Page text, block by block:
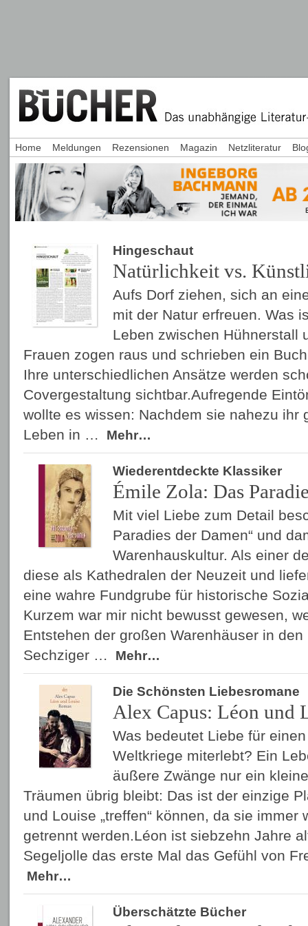
Hingeschaut
Natürlichkeit vs.
Aufs Dorf ziehen, sich an
mit der Natur erfreuen. Was
Leben zwischen Hühnerstall
Frauen zogen raus und schrieben ein
Ihre unterschiedlichen Ansätze werden
Covergestaltung sichtbar.Aufregende
wollte es wissen: Nachdem sie nahezu ihr
Leben in …
Mehr…
Wiederentdeckte Klassiker
Émile Zola: Das
Mit viel Liebe zum Detail
Paradies der Damen“ und
Warenhauskultur. Als einer
diese als Kathedralen der Neuzeit und
eine wahre Fundgrube für historische
Kurzem war mir nicht bewusst gewesen,
Entstehen der großen Warenhäuser in
Sechziger …
Mehr…
Die Schönsten Liebesromane
Alex Capus: Léon und
Was bedeutet Liebe für
Weltkriege miterlebt? Ein
äußere Zwänge nur ein
Träumen übrig bleibt: Das ist der einzige
und Louise „treffen“ können, da sie immer
getrennt werden.Léon ist siebzehn Jahre
Segeljolle das erste Mal das Gefühl von
Mehr…
Überschätzte Bücher
Home Meldungen Rezensionen Magazin Netzliteratur